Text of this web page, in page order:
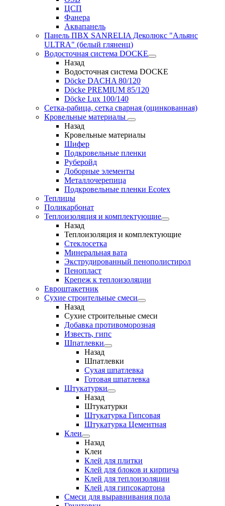
ЦСП
Фанера
Аквапанель
Панель ПВХ SANRELIA Деколюкс "Альянс
ULTRA" (белый гляненц)
Водосточная система DOCKE
Назад
Водосточная система DOCKE
Döсkе DACHA 80/120
Döcke PREMIUM 85/120
Döсkе Luх 100/140
Сетка-рабица, сетка сварная (оцинкованная)
Кровельные материалы
Назад
Кровельные материалы
Шифер
Подкровельные пленки
Руберойд
Доборные элементы
Металлочерепица
Подкровельные пленки Ecotex
Теплицы
Поликарбонат
Теплоизоляция и комплектующие
Назад
Теплоизоляция и комплектующие
Стеклосетка
Минеральная вата
Экструдированный пенополистирол
Пенопласт
Крепеж к теплоизоляции
Евроштакетник
Сухие строительные смеси
Назад
Сухие строительные смеси
Добавка противоморозная
Известь, гипс
Шпатлевки
Назад
Шпатлевки
Сухая шпатлевка
Готовая шпатлевка
Штукатурки
Назад
Штукатурки
Штукатурка Гипсовая
Штукатурка Цементная
Клеи
Назад
Клеи
Клей для плитки
Клей для блоков и кирпича
Клей для теплоизоляции
Клей для гипсокартона
Смеси для выравнивания пола